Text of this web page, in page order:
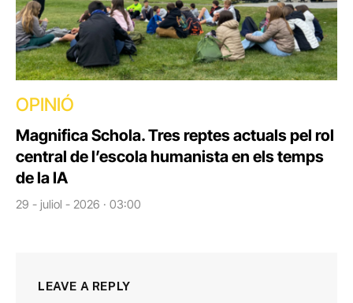
OPINIÓ
Magnifica Schola. Tres reptes actuals pel rol
central de l’escola humanista en els temps
de la IA
29 - juliol - 2026 · 03:00
LEAVE A REPLY